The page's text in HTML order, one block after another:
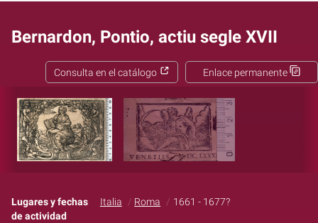
Bernardon, Pontio, actiu segle XVII
Enlace permanente
Consulta en el catálogo
Lugares y fechas
de actividad
Italia Roma 1661 - 1677?